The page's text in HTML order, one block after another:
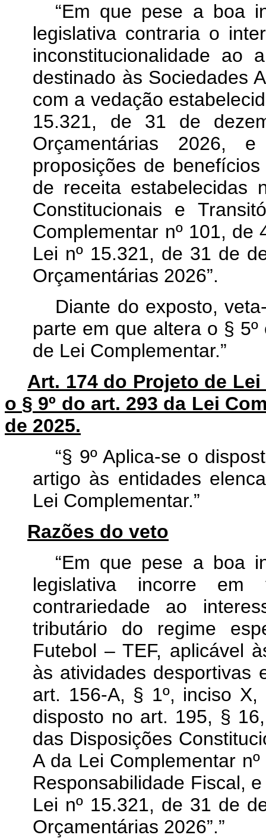
“Em que pese a boa
legislativa contraria o
inconstitucionalidade ao
destinado às Sociedades
com a vedação
15.321, de 31 de
Orçamentárias 2026,
proposições de
de receita estabelecidas
Constitucionais e
Complementar nº 101,
Lei nº 15.321, de 31 de
Orçamentárias 2026”.
Diante do exposto,
parte em que altera o §
de Lei Complementar.”
Art. 174 do Projeto de
o § 9º do art. 293 da Lei
de 2025.
“§ 9º Aplica-se o
artigo às entidades
Lei Complementar.”
Razões do veto
“Em que pese a boa
legislativa incorre em
contrariedade ao
tributário do regime
Futebol – TEF, aplicável
às atividades desportivas
art. 156-A, § 1º, inciso
disposto no art. 195, §
das Disposições
A da Lei Complementar
Responsabilidade Fiscal,
Lei nº 15.321, de 31 de
Orçamentárias 2026”.”